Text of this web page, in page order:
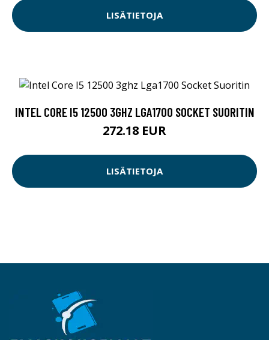
LISÄTIETOJA
INTEL CORE I5 12500 3GHZ LGA1700 SOCKET SUORITIN
272.18 EUR
LISÄTIETOJA